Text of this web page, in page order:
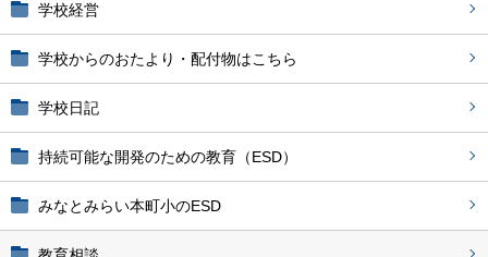
学校経営
学校からのおたより・配付物はこちら
学校日記
持続可能な開発のための教育（ESD）
みなとみらい本町小のESD